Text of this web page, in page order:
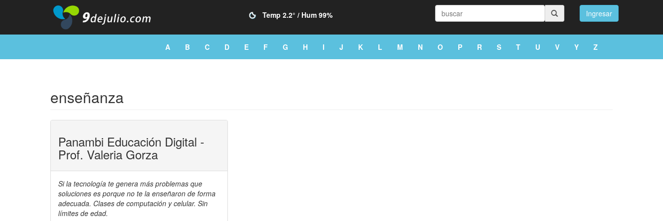
Ingresar
Temp 2.2° / Hum 99%
A B C D E F G H I J K L M N O P R S T U V Y Z
enseñanza
Panambi Educación Digital -
Prof. Valeria Gorza
Si la tecnología te genera más problemas que
soluciones es porque no te la enseñaron de forma
adecuada. Clases de computación y celular. Sin
límites de edad.